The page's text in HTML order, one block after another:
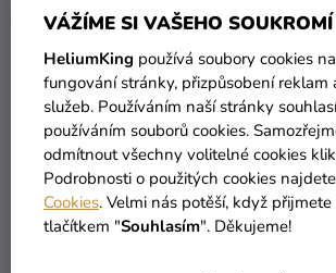
VÁŽÍME SI VAŠEHO SOUKROMÍ
HeliumKing používá soubory cookies
fungování stránky, přizpůsobení reklam
služeb. Používáním naší stránky
používáním souborů cookies.
odmítnout všechny volitelné cookies
Podrobnosti o použitých cookies
Cookies. Velmi nás potěší, když přijmete
tlačítkem "Souhlasím". Děkujeme!
69 Kč
DO KOŠÍKU
High-contrast mode
MOHLO BY VÁS